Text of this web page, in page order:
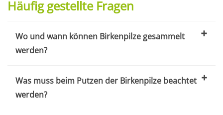
Häufig gestellte Fragen
Wo und wann können Birkenpilze gesammelt
werden?
Was muss beim Putzen der Birkenpilze beachtet
werden?